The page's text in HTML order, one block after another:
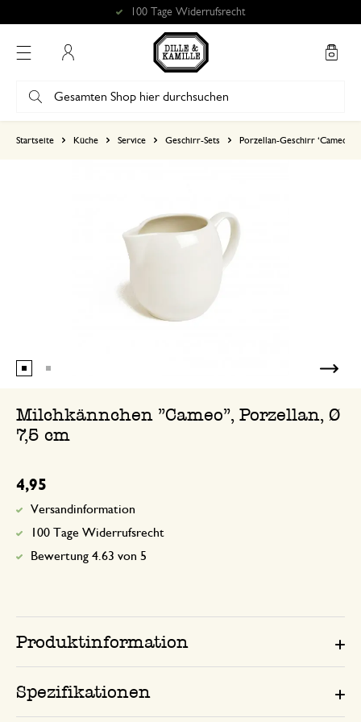
100 Tage Widerrufsrecht
Startseite Küche Service Geschirr-Sets Porzellan-Geschirr ‘Cameo’
Milchkännchen "Cameo", Porzellan, Ø
7,5 cm
4,95
Versandinformation
100 Tage Widerrufsrecht
Bewertung 4.63 von 5
Produktinformation
Spezifikationen